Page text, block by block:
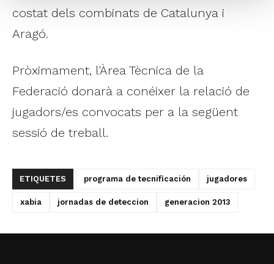
costat dels combinats de Catalunya i
Aragó.
Pròximament, l'Àrea Tècnica de la
Federació donarà a conéixer la relació de
jugadors/es convocats per a la següent
sessió de treball.
ETIQUETES programa de tecnificación jugadores
xabia jornadas de deteccion generacion 2013